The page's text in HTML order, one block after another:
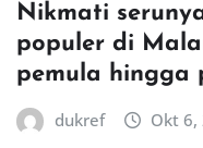
Nikmati
populer di
pemula hingga
dukref Okt 6,